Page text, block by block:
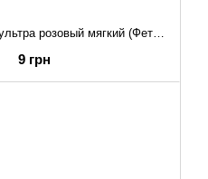
Фетр 2 мм 20*30 ультра розовый мягкий (Фетр 2 мм 20*30 ультра)
9 грн